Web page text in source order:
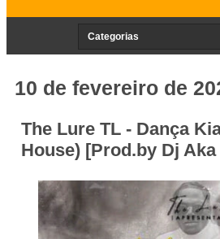
10 de fevereiro de
The Lure TL - Dança
House) [Prod.by Dj Aka